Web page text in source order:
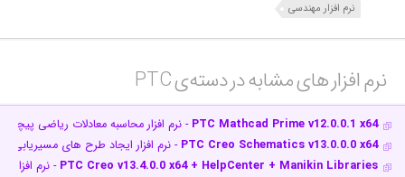
نرم افزار مهندسی
نرم افزار های مشابه در دسته‌ی‌ PTC‎
PTC Mathcad Prime v12.0.0.1 x64 - نرم افزار محاسبه معادلات ریاضی
PTC Creo Schematics v13.0.0.0 x64 - نرم افزار ایجاد طرح های
PTC Creo v13.4.0.0 x64 + HelpCenter + Manikin Libraries - نرم